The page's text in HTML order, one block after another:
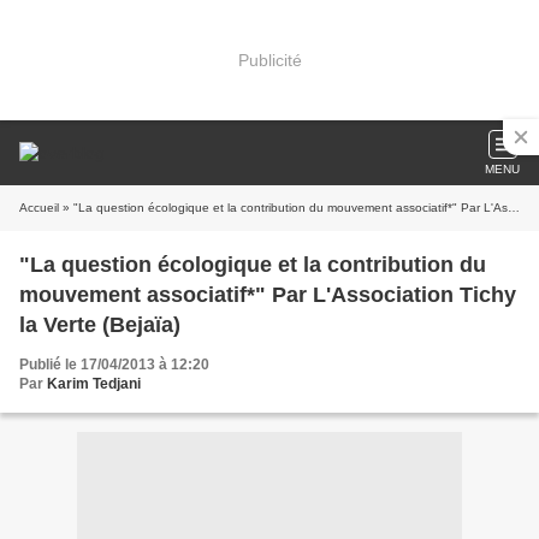
Publicité
MENU
Accueil » "La question écologique et la contribution du mouvement associatif*" Par L'Association Tichy la Verte (Bejaïa)
"La question écologique et la contribution du
mouvement associatif*" Par L'Association Tichy
la Verte (Bejaïa)
Publié le 17/04/2013 à 12:20
Par Karim Tedjani